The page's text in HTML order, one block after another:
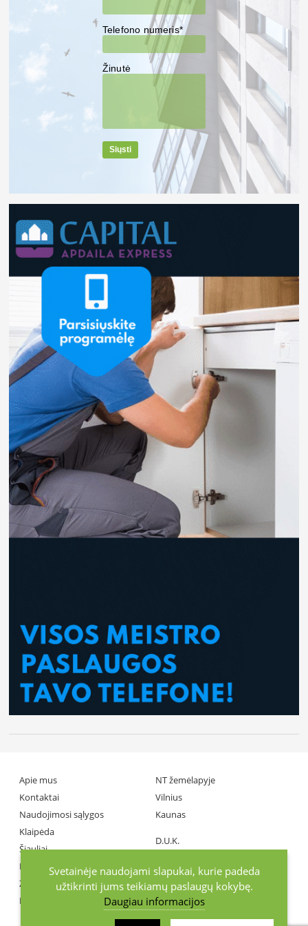
Telefono numeris*
Žinutė
Siųsti
Apie mus
Kontaktai
Naudojimosi sąlygos
NT žemėlapyje
Vilnius
Kaunas
Klaipėda
Šiauliai
Panevėžys
D.U.K.
Žiniasklaida
Investuotojai
+370686 77737
Svetainėje naudojami slapukai, kurie padeda
užtikrinti jums teikiamų paslaugų kokybę.
Daugiau informacijos